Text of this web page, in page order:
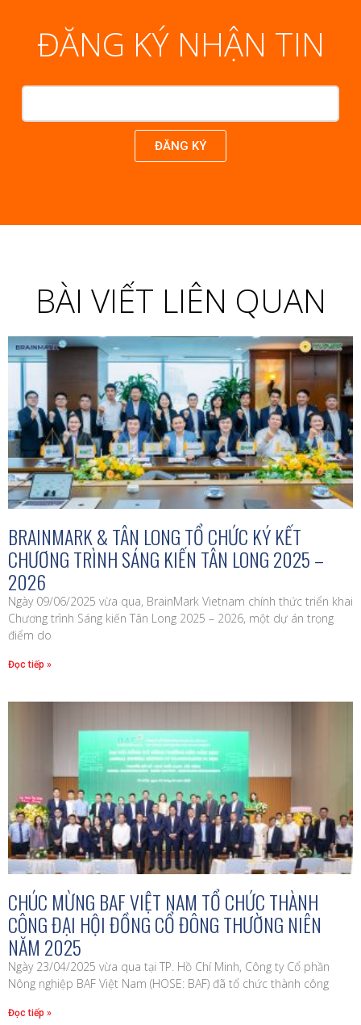
ĐĂNG KÝ NHẬN TIN
ĐĂNG KÝ
BÀI VIẾT LIÊN QUAN
BRAINMARK & TÂN LONG TỔ CHỨC KÝ KẾT
CHƯƠNG TRÌNH SÁNG KIẾN TÂN LONG 2025 –
2026
Ngày 09/06/2025 vừa qua, BrainMark Vietnam chính thức triển khai
Chương trình Sáng kiến Tân Long 2025 – 2026, một dự án trọng
điểm do
Đọc tiếp »
CHÚC MỪNG BAF VIỆT NAM TỔ CHỨC THÀNH
CÔNG ĐẠI HỘI ĐỒNG CỔ ĐÔNG THƯỜNG NIÊN
NĂM 2025
Ngày 23/04/2025 vừa qua tại TP. Hồ Chí Minh, Công ty Cổ phần
Nông nghiệp BAF Việt Nam (HOSE: BAF) đã tổ chức thành công
Đọc tiếp »